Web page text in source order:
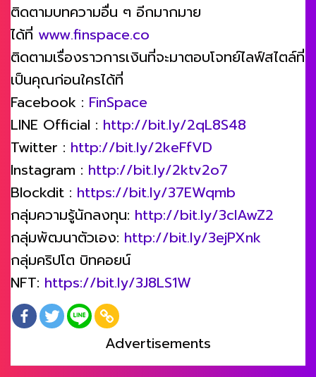
ติดตามบทความอื่น ๆ อีกมากมาย
ได้ที่ www.finspace.co
ติดตามเรื่องราวการเงินที่จะมาตอบโจทย์ไลฟ์สไตล์ที่
เป็นคุณก่อนใครได้ที่
Facebook : FinSpace
LINE Official : http://bit.ly/2qL8S48
Twitter : http://bit.ly/2keFfVD
Instagram : http://bit.ly/2ktv2o7
Blockdit : https://bit.ly/37EWqmb
กลุ่มความรู้นักลงทุน: http://bit.ly/3clAwZ2
กลุ่มพัฒนาตัวเอง: http://bit.ly/3ejPXnk
กลุ่มคริปโต บิทคอยน์
NFT: https://bit.ly/3J8LS1W
Advertisements